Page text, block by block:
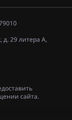
д. 29 литера А,
сайта.